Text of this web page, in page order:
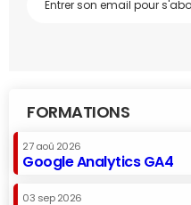
FORMATIONS
27 aoû 2026
Google Analytics GA4
03 sep 2026